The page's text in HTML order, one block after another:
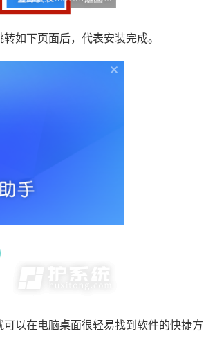
如下页面后，代表安装完成。
以在电脑桌面很轻易找到软件的快捷方